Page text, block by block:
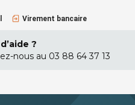
Virement bancaire
?
nous au 03 88 64 37 13